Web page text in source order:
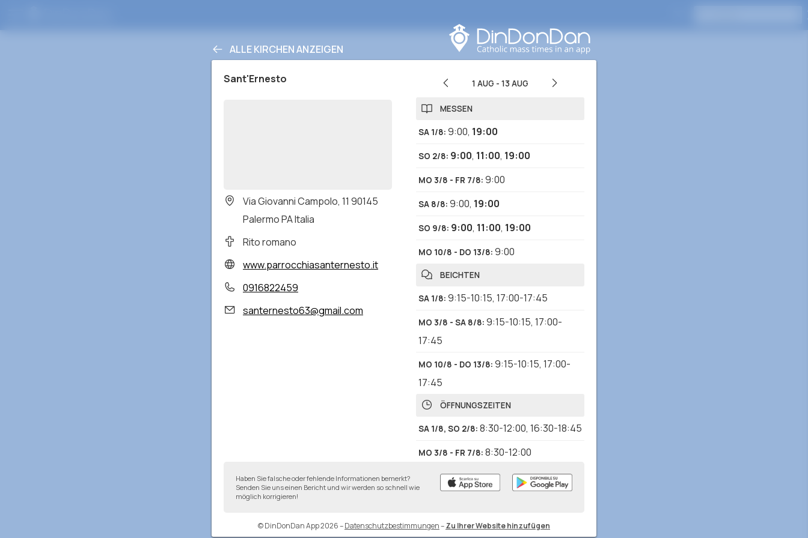
ALLE KIRCHEN ANZEIGEN
Sant'Ernesto
Via Giovanni Campolo, 11 90145
Palermo PA Italia
Rito romano
www.parrocchiasanternesto.it
0916822459
santernesto63@gmail.com
1 AUG - 13 AUG
MESSEN
SA 1/8: 9:00, 19:00
SO 2/8: 9:00, 11:00, 19:00
MO 3/8 - FR 7/8: 9:00
SA 8/8: 9:00, 19:00
SO 9/8: 9:00, 11:00, 19:00
MO 10/8 - DO 13/8: 9:00
BEICHTEN
SA 1/8: 9:15-10:15, 17:00-17:45
MO 3/8 - SA 8/8: 9:15-10:15, 17:00-
17:45
MO 10/8 - DO 13/8: 9:15-10:15, 17:00-
17:45
ÖFFNUNGSZEITEN
SA 1/8, SO 2/8: 8:30-12:00, 16:30-18:45
MO 3/8 - FR 7/8: 8:30-12:00
SA 8/8, SO 9/8:8:30-12:00,16:30-
18:45
Haben Sie falsche oder fehlende Informationen bemerkt?
Senden Sie uns einen Bericht und wir werden so schnell wie
möglich korrigieren!
© DinDonDan App 2026–Datenschutzbestimmungen–Zu Ihrer Website hinzufügen